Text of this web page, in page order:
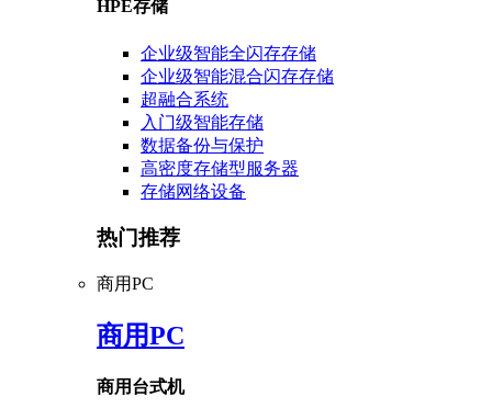
HPE存储
企业级智能全闪存存储
企业级智能混合闪存存储
超融合系统
入门级智能存储
数据备份与保护
高密度存储型服务器
存储网络设备
热门推荐
商用PC
商用PC
商用台式机